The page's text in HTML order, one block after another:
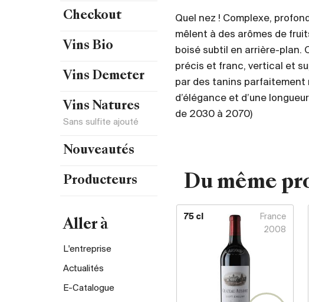
Checkout
Vins Bio
Vins Demeter
Vins Natures
Sans sulfite ajouté
Nouveautés
Producteurs
Aller à
L'entreprise
Actualités
E-Catalogue
Quel nez ! Complexe,
mêlent à des arômes de
boisé subtil en arrière-plan.
précis et franc, vertical et
par des tanins parfaitement
d’élégance et d’une
de 2030 à 2070)
Du même
75 cl
France
2008